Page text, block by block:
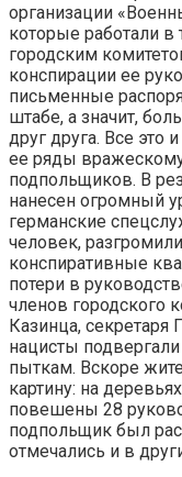
организации
которые работали
городским
конспирации ее
письменные
штабе, а значит,
друг друга. Все
ее ряды
подпольщиков. В
нанесен огромный
германские
человек,
конспиративные
потери в
членов городского
Казинца, секретаря
нацисты
пыткам. Вскоре
картину: на
повешены 28
подпольщик был
отмечались и в